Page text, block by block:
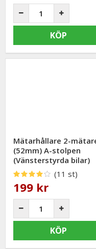
KÖP
Mätarhållare 2-
(52mm) A-stolpen
(Vänsterstyrda bilar)
(11 st)
199 kr
KÖP